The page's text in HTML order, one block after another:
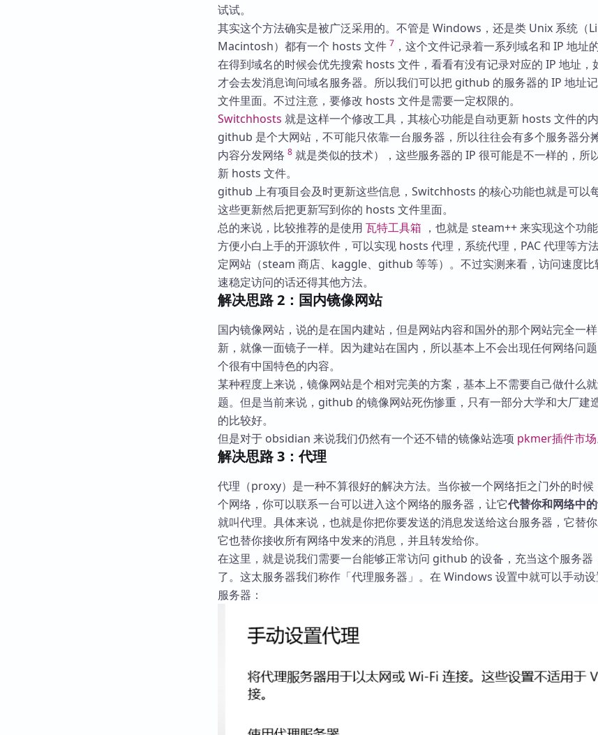
试试。
其实这个方法确实是被广泛采用的。不管是 Windows，还是类 Unix 系统（
Macintosh）都有一个 hosts 文件 7 ，这个文件记录着一系列域名和 IP 地址
在得到域名的时候会优先搜索 hosts 文件，看看有没有记录对应的 IP 地址，
才会去发消息询问域名服务器。所以我们可以把 github 的服务器的 IP 地址
文件里面。不过注意，要修改 hosts 文件是需要一定权限的。
Switchhosts 就是这样一个修改工具，其核心功能是自动更新 hosts 文件的
github 是个大网站，不可能只依靠一台服务器，所以往往会有多个服务器分
内容分发网络 8 就是类似的技术），这些服务器的 IP 很可能是不一样的，所
新 hosts 文件。
github 上有项目会及时更新这些信息，Switchhosts 的核心功能也就是可以
这些更新然后把更新写到你的 hosts 文件里面。
总的来说，比较推荐的是使用 瓦特工具箱 ，也就是 steam++ 来实现这个功
方便小白上手的开源软件，可以实现 hosts 代理，系统代理，PAC 代理等方
定网站（steam 商店、kaggle、github 等等）。不过实测来看，访问速度比
速稳定访问的话还得其他方法。
解决思路 2：国内镜像网站
国内镜像网站，说的是在国内建站，但是网站内容和国外的那个网站完全一
新，就像一面镜子一样。因为建站在国内，所以基本上不会出现任何网络问
个很有中国特色的内容。
某种程度上来说，镜像网站是个相对完美的方案，基本上不需要自己做什么
题。但是当前来说，github 的镜像网站死伤惨重，只有一部分大学和大厂建
的比较好。
但是对于 obsidian 来说我们仍然有一个还不错的镜像站选项 pkmer插件市场
解决思路 3：代理
代理（proxy）是一种不算很好的解决方法。当你被一个网络拒之门外的时候
个网络，你可以联系一台可以进入这个网络的服务器，让它代替你和网络中
就叫代理。具体来说，也就是你把你要发送的消息发送给这台服务器，它替你
它也替你接收所有网络中发来的消息，并且转发给你。
在这里，就是说我们需要一台能够正常访问 github 的设备，充当这个服务器
了。这太服务器我们称作「代理服务器」。在 Windows 设置中就可以手动
服务器：